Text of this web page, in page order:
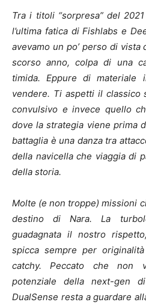
Tra i titoli “sorpresa” del
l’ultima fatica di Fishlabs e
avevamo un po’ perso di
scorso anno, colpa di una
timida. Eppure di
vendere. Ti aspetti il classico
convulsivo e invece quello
dove la strategia viene prima
battaglia è una danza tra
della navicella che viaggia di
della storia.
Molte (e non troppe) missioni
destino di Nara. La
guadagnata il nostro
spicca sempre per
catchy. Peccato che non
potenziale della next-gen
DualSense resta a guardare